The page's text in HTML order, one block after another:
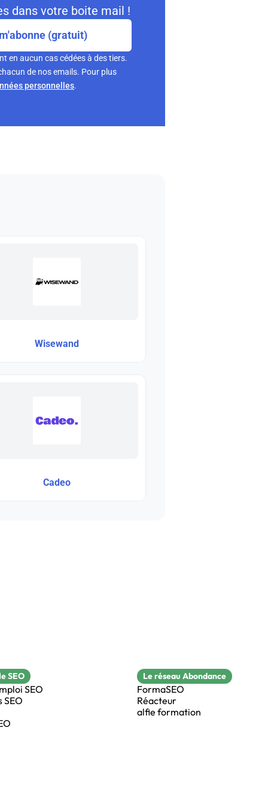
dans votre boite mail !
(gratuit)
en aucun cas cédées à des tiers.
de nos emails. Pour plus
personnelles.
Wisewand
Cadeo
SEO
SEO
SEO
Le réseau Abondance
FormaSEO
Réacteur
alfie formation